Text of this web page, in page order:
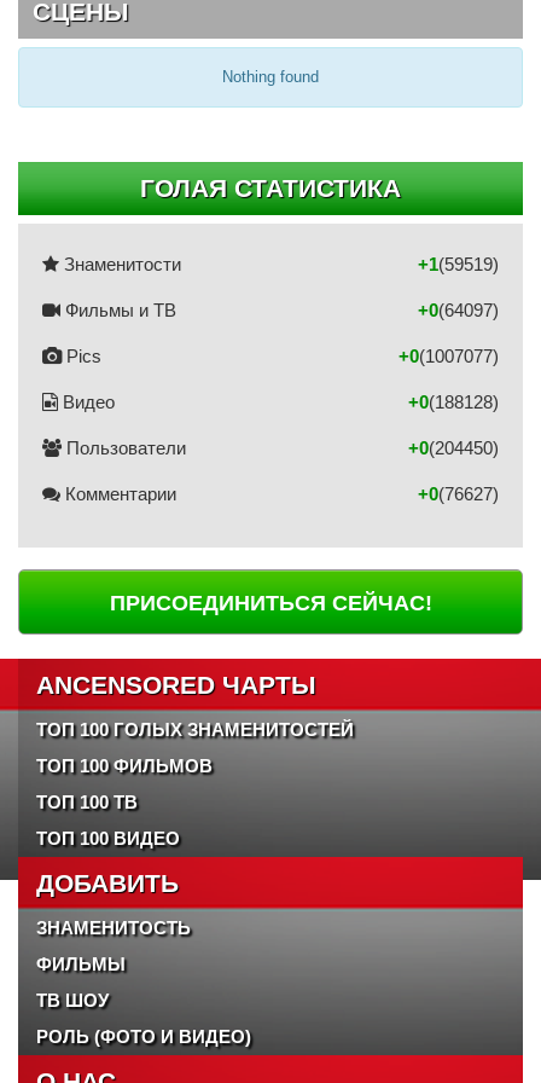
СЦЕНЫ
Nothing found
ГОЛАЯ СТАТИСТИКА
Знаменитости (59519)
+1
Фильмы и ТВ (64097)
+0
Pics (1007077)
+0
Видео (188128)
+0
Пользователи (204450)
+0
Комментарии (76627)
+0
ПРИСОЕДИНИТЬСЯ СЕЙЧАС!
ANCENSORED ЧАРТЫ
ТОП 100 ГОЛЫХ ЗНАМЕНИТОСТЕЙ
ТОП 100 ФИЛЬМОВ
ТОП 100 ТВ
ТОП 100 ВИДЕО
ДОБАВИТЬ
ЗНАМЕНИТОСТЬ
ФИЛЬМЫ
ТВ ШОУ
РОЛЬ (ФОТО И ВИДЕО)